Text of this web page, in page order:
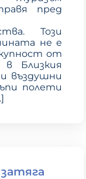
пред
Този
не е
от
Близкия
въздушни
полети